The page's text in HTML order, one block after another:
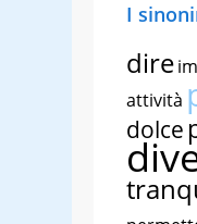
I
dire
attività
dolce